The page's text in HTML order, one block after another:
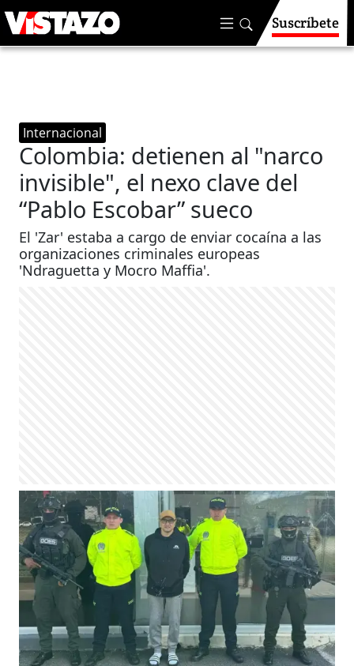
Suscríbete
Internacional
Colombia: detienen al "narco
invisible", el nexo clave del
“Pablo Escobar” sueco
El 'Zar' estaba a cargo de enviar cocaína a las
organizaciones criminales europeas
'Ndraguetta y Mocro Maffia'.